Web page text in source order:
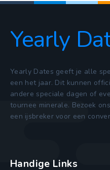
Yearly
Yearly Dates geeft je alle
een het jaar. Dit kunnen
andere speciale dagen of
tournee minerale. Bezoek
een ijsbreker voor een
Handige Links